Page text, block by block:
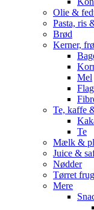
Olie &
Pasta, ris
Brød
Kerner,
Mel
Te, kaffe
Te
Mælk &
Juice &
Nødder
Tørret
Mere